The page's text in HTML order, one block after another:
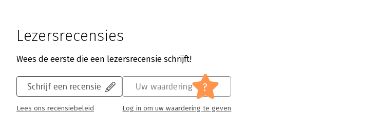
Lezersrecensies
Wees de eerste die een lezersrecensie schrijft!
Schrijf een recensie
Lees ons recensiebeleid
Uw waardering ?
Log in om uw waardering te geven